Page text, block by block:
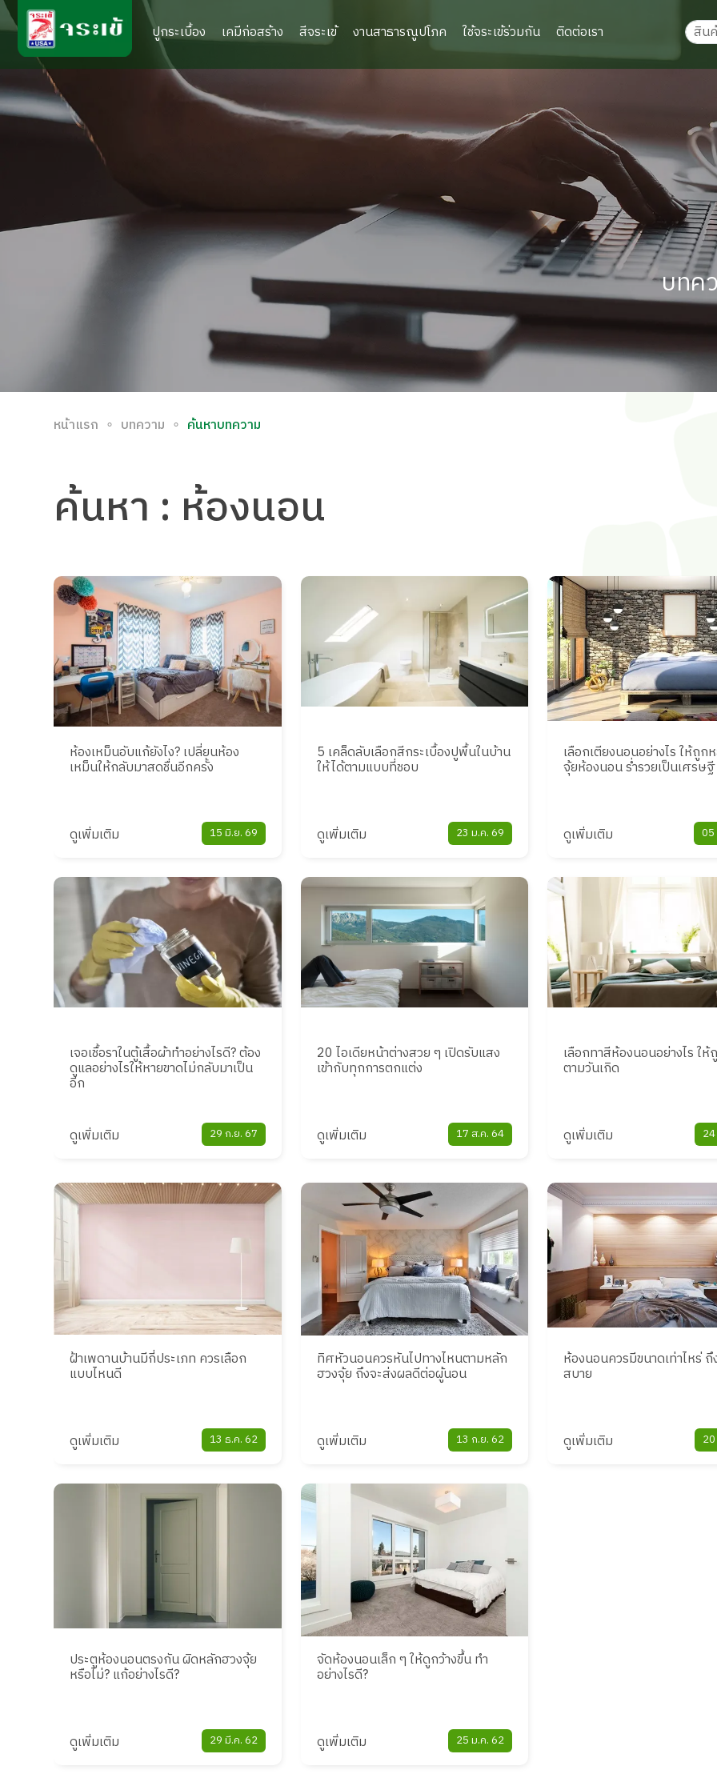
ปูกระเบื้อง เคมีก่อสร้าง สีจระเข้ งานสาธารณูปโภค ใช้จระเข้ร่วมกัน ติดต่อเรา
บทค
หน้าแรก ∘ บทความ ∘ ค้นหาบทความ
ค้นหา : ห้องนอน
ห้องเหม็นอับแก้ยังไง? เปลี่ยนห้อง
เหม็นให้กลับมาสดชื่นอีกครั้ง
ดูเพิ่มเติม 15 มิ.ย. 69
5 เคล็ดลับเลือกสีกระเบื้องปูพื้นในบ้าน
ให้ได้ตามแบบที่ชอบ
ดูเพิ่มเติม 23 ม.ค. 69
เลือกเตียงนอนอย่างไร ให้ถูก
จุ้ยห้องนอน ร่ำรวยเป็นเศรษฐี
ดูเพิ่มเติม
เจอเชื้อราในตู้เสื้อผ้าทำอย่างไรดี? ต้อง
ดูแลอย่างไรให้หายขาดไม่กลับมาเป็น
อีก
ดูเพิ่มเติม 29 ก.ย. 67
20 ไอเดียหน้าต่างสวย ๆ เปิดรับแสง
เข้ากับทุกการตกแต่ง
ดูเพิ่มเติม 17 ส.ค. 64
เลือกทาสีห้องนอนอย่างไร ให้
ตามวันเกิด
ดูเพิ่มเติม
ฝ้าเพดานบ้านมีกี่ประเภท ควรเลือก
แบบไหนดี
ดูเพิ่มเติม 13 ธ.ค. 62
ทิศหัวนอนควรหันไปทางไหนตามหลัก
ฮวงจุ้ย ถึงจะส่งผลดีต่อผู้นอน
ดูเพิ่มเติม 13 ก.ย. 62
ห้องนอนควรมีขนาดเท่าไหร่
สบาย
ดูเพิ่มเติม
ประตูห้องนอนตรงกัน ผิดหลักฮวงจุ้ย
หรือไม่? แก้อย่างไรดี?
ดูเพิ่มเติม 29 มี.ค. 62
จัดห้องนอนเล็ก ๆ ให้ดูกว้างขึ้น ทำ
อย่างไรดี?
ดูเพิ่มเติม 25 ม.ค. 62